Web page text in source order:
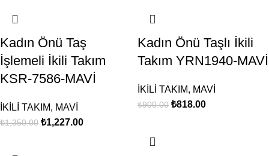
Kadın Önü Taş
İşlemeli İkili Takım
KSR-7586-MAVİ
İKİLİ TAKIM, MAVİ
₺1,350.00 ₺1,227.00
Kadın Önü Taşlı İkili
Takım YRN1940-MAVİ
İKİLİ TAKIM, MAVİ
₺900.00 ₺818.00